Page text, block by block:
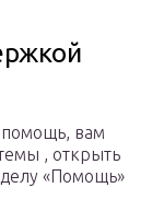
вам
, открыть
«Помощь»